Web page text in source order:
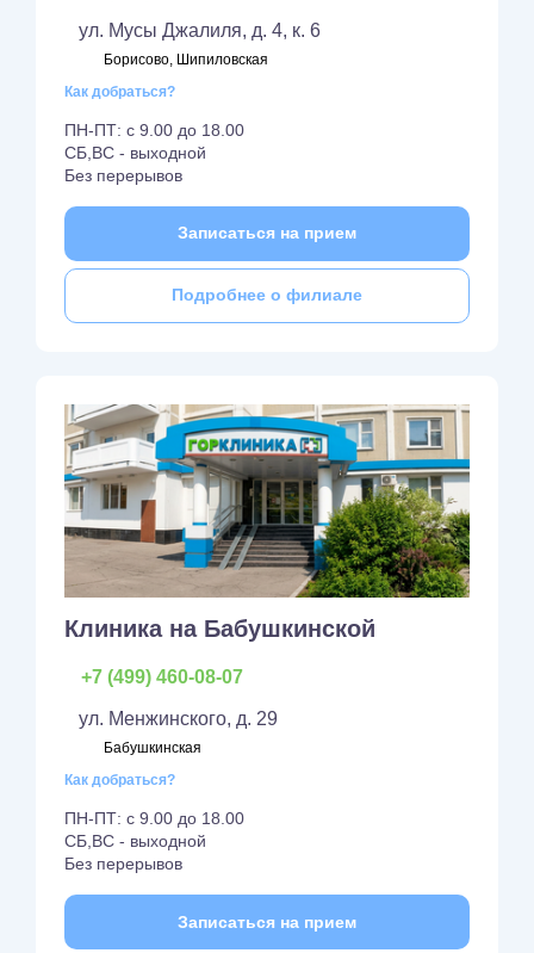
ул. Мусы Джалиля, д. 4, к. 6
Борисово, Шипиловская
Как добраться?
ПН-ПТ: с 9.00 до 18.00
СБ,ВС - выходной
Без перерывов
Записаться на прием
Подробнее о филиале
Клиника на Бабушкинской
+7 (499) 460-08-07
ул. Менжинского, д. 29
Бабушкинская
Как добраться?
ПН-ПТ: с 9.00 до 18.00
СБ,ВС - выходной
Без перерывов
Записаться на прием